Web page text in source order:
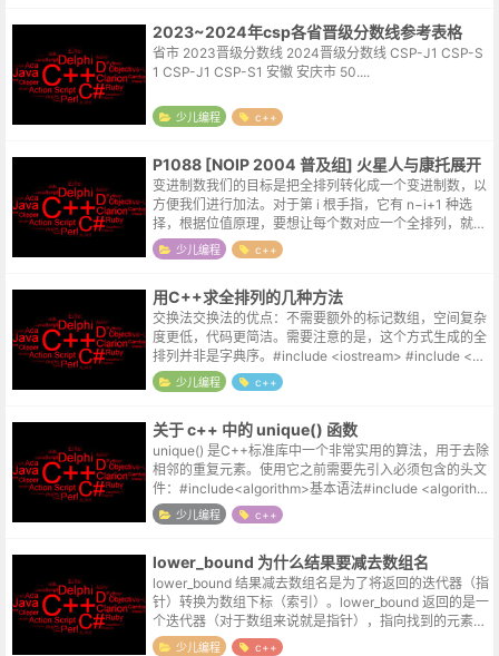
2023~2024年csp各省晋级分数线参考表格
省市 2023晋级分数线 2024晋级分数线 CSP-J1 CSP-S
1 CSP-J1 CSP-S1 安徽 安庆市 50....
少儿编程 c++
P1088 [NOIP 2004 普及组] 火星人与康托展开
变进制数我们的目标是把全排列转化成一个变进制数，以
方便我们进行加法。对于第 i 根手指，它有 n−i+1 种选
择，根据位值原理，要想让每个数对应一个全排列，就要
让这一位数是 n−i+1 进制的。那么，整个过程分为三步：
将火星数变成变进...
少儿编程 c++
用C++求全排列的几种方法
交换法交换法的优点：不需要额外的标记数组，空间复杂
度更低，代码更简洁。需要注意的是，这个方式生成的全
排列并非是字典序。#include <iostream> #include <al
gorithm> using...
少儿编程 c++
关于 c++ 中的 unique() 函数
unique() 是C++标准库中一个非常实用的算法，用于去除
相邻的重复元素。使用它之前需要先引入必须包含的头文
件：#include<algorithm>基本语法#include <algorithm
> // ...
少儿编程 c++
lower_bound 为什么结果要减去数组名
lower_bound 结果减去数组名是为了将返回的迭代器（指
针）转换为数组下标（索引）。lower_bound 返回的是一
个迭代器（对于数组来说就是指针），指向找到的元素位
置。int arr[] = {10, 20, 30, 40,...
少儿编程 c++